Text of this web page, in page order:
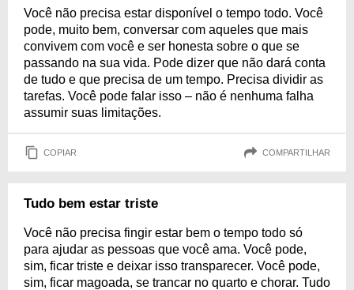
Você não precisa estar disponível o tempo todo. Você
pode, muito bem, conversar com aqueles que mais
convivem com você e ser honesta sobre o que se
passando na sua vida. Pode dizer que não dará conta
de tudo e que precisa de um tempo. Precisa dividir as
tarefas. Você pode falar isso – não é nenhuma falha
assumir suas limitações.
COPIAR COMPARTILHAR
Tudo bem estar triste
Você não precisa fingir estar bem o tempo todo só
para ajudar as pessoas que você ama. Você pode,
sim, ficar triste e deixar isso transparecer. Você pode,
sim, ficar magoada, se trancar no quarto e chorar. Tudo